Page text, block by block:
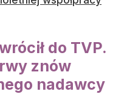
do TVP.
znów
nadawcy